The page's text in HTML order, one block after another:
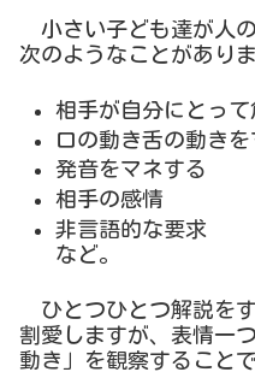
小さい子ども達が人
次のようなことがありま
相手が自分にとっ
口の動き舌の動きを
発音をマネする
相手の感情
非言語的な要求
など。
ひとつひとつ解説を
割愛しますが、表情一
動き」を観察すること